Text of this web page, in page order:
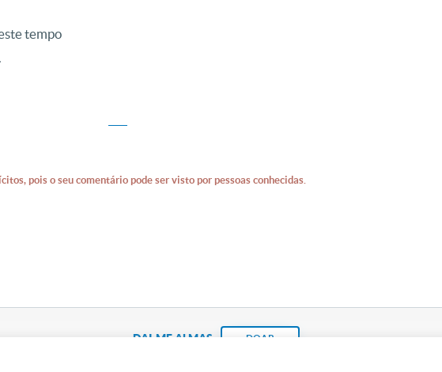
tempo
pois o seu comentário pode ser visto por pessoas conhecidas.
DAI-ME ALMAS DOAR